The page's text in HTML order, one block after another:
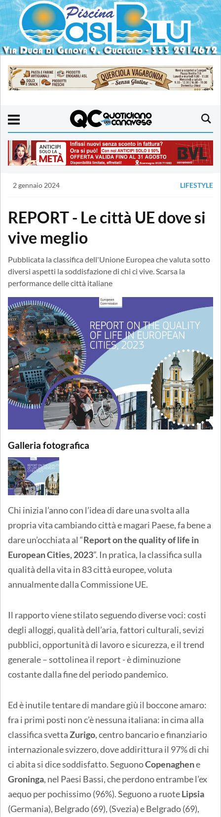
2 gennaio 2024 LIFESTYLE
REPORT - Le città UE dove si
vive meglio
Pubblicata la classifica dell'Unione Europea che valuta sotto
diversi aspetti la soddisfazione di chi ci vive. Scarsa la
performance delle città italiane
Galleria fotografica
Chi inizia l’anno con l’idea di dare una svolta alla
propria vita cambiando città e magari Paese, fa bene a
dare un’occhiata al “Report on the quality of life in
European Cities, 2023”. In pratica, la classifica sulla
qualità della vita in 83 città europee, voluta
annualmente dalla Commissione UE.
Il rapporto viene stilato seguendo diverse voci: costi
degli alloggi, qualità dell’aria, fattori culturali, sevizi
pubblici, opportunità di lavoro e sicurezza, e il trend
generale – sottolinea il report - è diminuzione
costante dalla fine del periodo pandemico.
Ed è inutile tentare di mandare giù il boccone amaro:
fra i primi posti non c’è nessuna italiana: in cima alla
classifica svettaZurigo, centro bancario e finanziario
internazionale svizzero, dove addirittura il 97% di chi
ci abita si dice soddisfatto. SeguonoCopenaghene
Groninga, nel Paesi Bassi, che perdono entrambe l’ex
aequo per pochissimo (96%). Seguono a ruoteLipsia
(Germania), Belgrado (69), (Svezia) e Belgrado (69),